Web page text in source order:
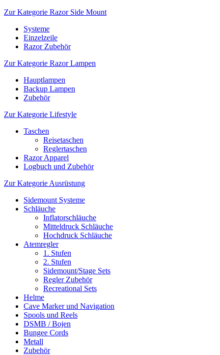
Zur Kategorie Razor Side Mount
Systeme
Einzelzeile
Razor Zubehör
Zur Kategorie Razor Lampen
Hauptlampen
Backup Lampen
Zubehör
Zur Kategorie Lifestyle
Taschen
Reisetaschen
Reglertaschen
Razor Apparel
Logbuch und Zubehör
Zur Kategorie Ausrüstung
Sidemount Systeme
Schläuche
Inflatorschläuche
Mitteldruck Schläuche
Hochdruck Schläuche
Atemregler
1. Stufen
2. Stufen
Sidemount/Stage Sets
Regler Zubehör
Recreational Sets
Helme
Cave Marker und Navigation
Spools und Reels
DSMB / Bojen
Bungee Cords
Metall
Zubehör